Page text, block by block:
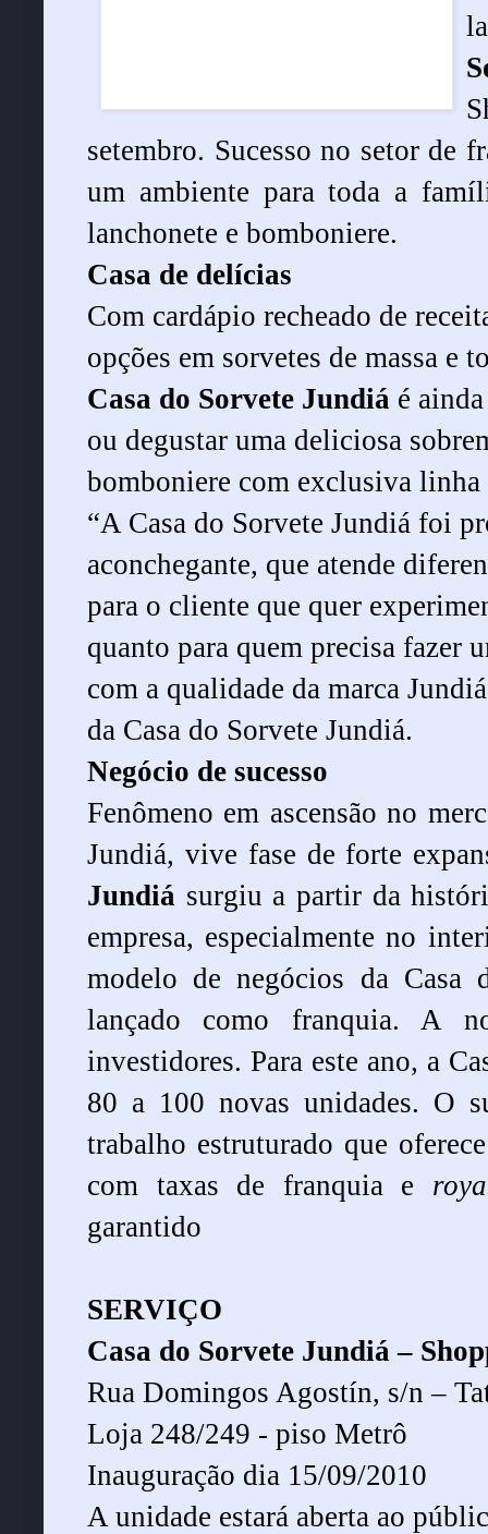
setembro. Sucesso no setor de
um ambiente para toda a
lanchonete e bomboniere.
Casa de delícias
Com cardápio recheado de
opções em sorvetes de massa e
Casa do Sorvete Jundiá é
ou degustar uma deliciosa
bomboniere com exclusiva linha
“A Casa do Sorvete Jundiá foi
aconchegante, que atende
para o cliente que quer
quanto para quem precisa fazer
com a qualidade da marca
da Casa do Sorvete Jundiá.
Negócio de sucesso
Fenômeno em ascensão no
Jundiá, vive fase de forte
Jundiá surgiu a partir da
empresa, especialmente no
modelo de negócios da Casa
lançado como franquia. A
investidores. Para este ano, a
80 a 100 novas unidades. O
trabalho estruturado que
com taxas de franquia e
garantido
SERVIÇO
Casa do Sorvete Jundiá–
Rua Domingos Agostín, s/n –
Loja 248/249 - piso Metrô
Inauguração dia 15/09/2010
A unidade estará aberta ao